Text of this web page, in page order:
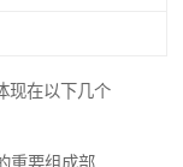
现在以下几个